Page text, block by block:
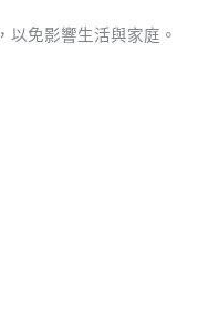
以免影響生活與家庭。